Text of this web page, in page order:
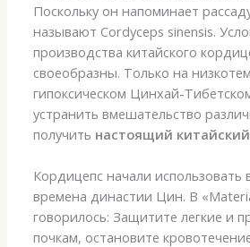
Поскольку он напоминает
называют Cordyceps sinensis.
производства китайского
своеобразны. Только на
гипоксическом Цинхай-
устранить вмешательство
получить настоящий
Кордицепс начали использовать
времена династии Цин. В
говорилось: Защитите легкие и
почкам, остановите